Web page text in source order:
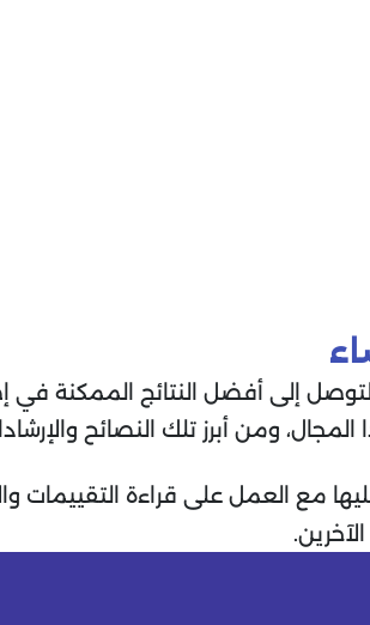
إلى أفضل النتائج الممكنة في
ومن أبرز تلك النصائح والإرشادات
مع العمل على قراءة التقييمات